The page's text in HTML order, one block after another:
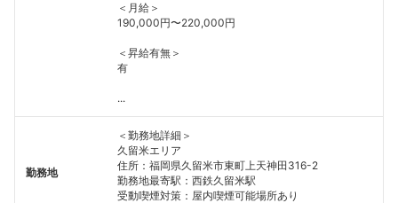
＜月給＞
190,000円〜220,000円
＜昇給有無＞
有
...
勤務地
＜勤務地詳細＞
久留米エリア
住所：福岡県久留米市東町上天神田316-2
勤務地最寄駅：西鉄久留米駅
受動喫煙対策：屋内喫煙可能場所あり